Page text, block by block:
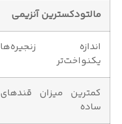
مالتودکسترین آنزیمی
اندازه زنجیره‌ها
یکنواخت‌تر
کمترین میزان قند‌های
ساده